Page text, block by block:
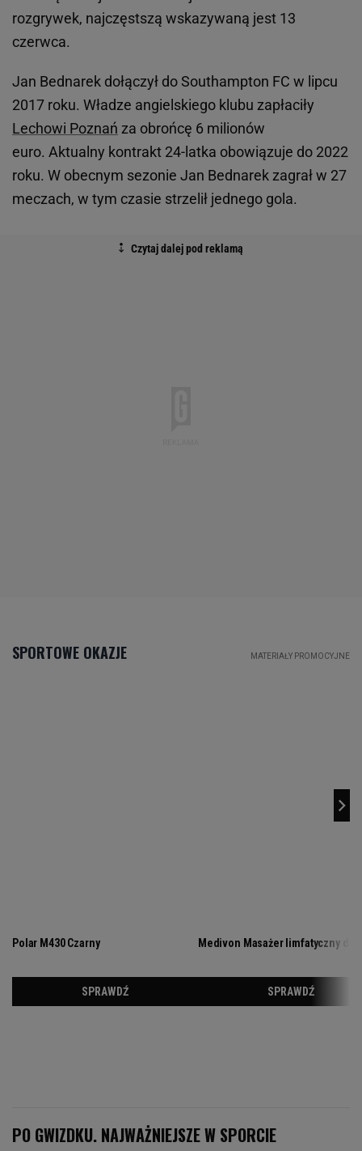
rozgrywek, najczęstszą wskazywaną jest 13
czerwca.
Jan Bednarek dołączył do Southampton FC w lipcu
2017 roku. Władze angielskiego klubu zapłaciły
Lechowi Poznań za obrońcę 6 milionów
euro. Aktualny kontrakt 24-latka obowiązuje do 2022
roku. W obecnym sezonie Jan Bednarek zagrał w 27
meczach, w tym czasie strzelił jednego gola.